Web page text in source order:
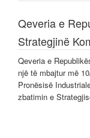
Qeveria e
Strategjinë
Qeveria e
një të mbajtur më
Pronësisë
zbatimin e